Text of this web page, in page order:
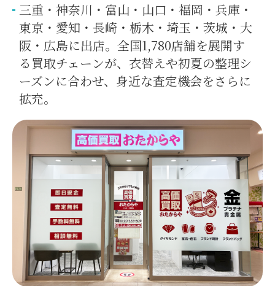
三重・神奈川・富山・山口・福岡・兵庫・
東京・愛知・長崎・栃木・埼玉・茨城・大
阪・広島に出店。全国1,780店舗を展開す
る買取チェーンが、衣替えや初夏の整理シ
ーズンに合わせ、身近な査定機会をさらに
拡充。